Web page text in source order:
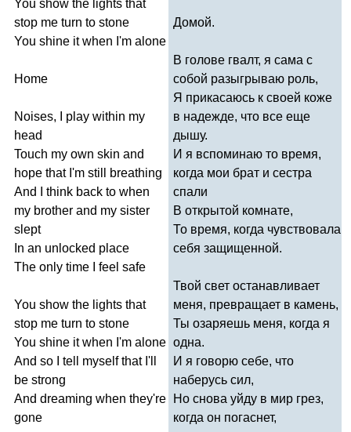
You show the lights that
stop me turn to stone
You shine it when I'm alone
Home
Noises, play within my
head
Touch my own skin and
hope that I'm still
breathing
And
think back to when
my brother and my sister
slept
In an unlocked place
The only time feel safe
You show the lights that
stop me turn to stone
You shine it when I'm alone
And so tell myself that I'll
be strong
And dreaming when they're
gone
Домой.
В голове гвалт, я сама с
собой разыгрываю роль,
Я прикасаюсь к своей коже
в надежде, что все еще
дышу.
И я вспоминаю то время,
когда мои брат и сестра
спали
В открытой комнате,
То время, когда чувствовала
себя защищенной.
Твой свет останавливает
меня, превращает в камень,
Ты озаряешь меня, когда я
одна.
И я говорю себе, что
наберусь сил,
Но снова уйду в мир грез,
когда он погаснет,